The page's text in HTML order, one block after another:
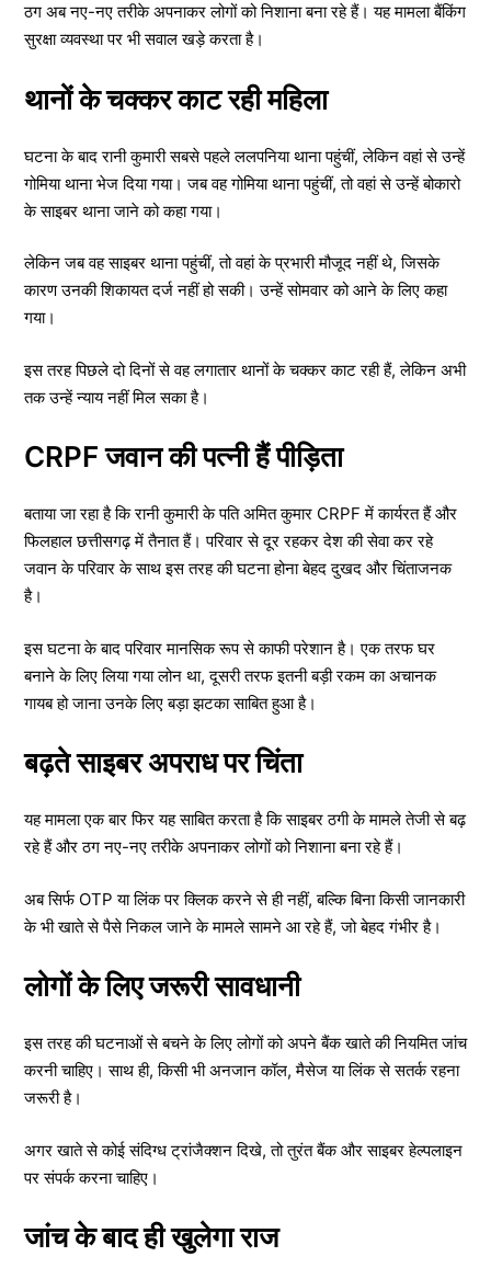
ठग अब नए-नए तरीके अपनाकर लोगों को निशाना बना रहे हैं। यह मामला बैंकिंग
सुरक्षा व्यवस्था पर भी सवाल खड़े करता है।
थानों के चक्कर काट रही महिला
घटना के बाद रानी कुमारी सबसे पहले ललपनिया थाना पहुंचीं, लेकिन वहां से उन्हें
गोमिया थाना भेज दिया गया। जब वह गोमिया थाना पहुंचीं, तो वहां से उन्हें बोकारो
के साइबर थाना जाने को कहा गया।
लेकिन जब वह साइबर थाना पहुंचीं, तो वहां के प्रभारी मौजूद नहीं थे, जिसके
कारण उनकी शिकायत दर्ज नहीं हो सकी। उन्हें सोमवार को आने के लिए कहा
गया।
इस तरह पिछले दो दिनों से वह लगातार थानों के चक्कर काट रही हैं, लेकिन अभी
तक उन्हें न्याय नहीं मिल सका है।
CRPF जवान की पत्नी हैं पीड़िता
बताया जा रहा है कि रानी कुमारी के पति अमित कुमार CRPF में कार्यरत हैं और
फिलहाल छत्तीसगढ़ में तैनात हैं। परिवार से दूर रहकर देश की सेवा कर रहे
जवान के परिवार के साथ इस तरह की घटना होना बेहद दुखद और चिंताजनक
है।
इस घटना के बाद परिवार मानसिक रूप से काफी परेशान है। एक तरफ घर
बनाने के लिए लिया गया लोन था, दूसरी तरफ इतनी बड़ी रकम का अचानक
गायब हो जाना उनके लिए बड़ा झटका साबित हुआ है।
बढ़ते साइबर अपराध पर चिंता
यह मामला एक बार फिर यह साबित करता है कि साइबर ठगी के मामले तेजी से बढ़
रहे हैं और ठग नए-नए तरीके अपनाकर लोगों को निशाना बना रहे हैं।
अब सिर्फ OTP या लिंक पर क्लिक करने से ही नहीं, बल्कि बिना किसी जानकारी
के भी खाते से पैसे निकल जाने के मामले सामने आ रहे हैं, जो बेहद गंभीर है।
लोगों के लिए जरूरी सावधानी
इस तरह की घटनाओं से बचने के लिए लोगों को अपने बैंक खाते की नियमित जांच
करनी चाहिए। साथ ही, किसी भी अनजान कॉल, मैसेज या लिंक से सतर्क रहना
जरूरी है।
अगर खाते से कोई संदिग्ध ट्रांजैक्शन दिखे, तो तुरंत बैंक और साइबर हेल्पलाइन
पर संपर्क करना चाहिए।
जांच के बाद ही खुलेगा राज